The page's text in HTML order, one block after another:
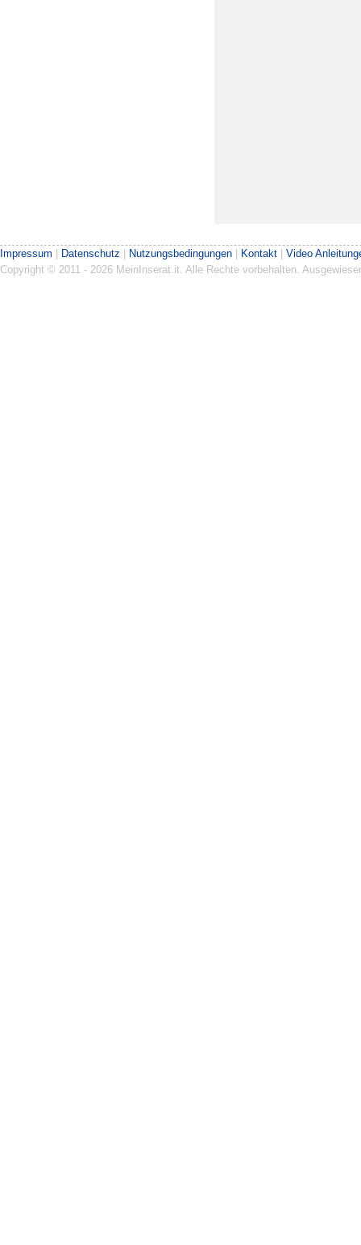
Impressum | Datenschutz | Nutzungsbedingungen | Kontakt | Video
Copyright © 2011 - 2026 MeinInserat.it. Alle Rechte vorbehalten.